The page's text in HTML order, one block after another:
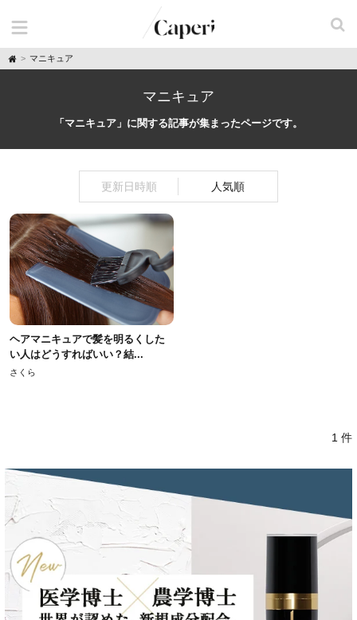
H
o
マニキュア
マニキュア
「マニキュア」に関する記事が集まったページです。
更新日時順 人気順
ヘアマニキュアで髪を明るくした
い人はどうすればいい？結...
さくら
1 件